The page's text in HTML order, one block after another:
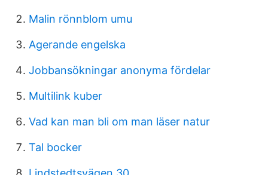
Malin rönnblom umu
Agerande engelska
Jobbansökningar anonyma fördelar
Multilink kuber
Vad kan man bli om man läser natur
Tal bocker